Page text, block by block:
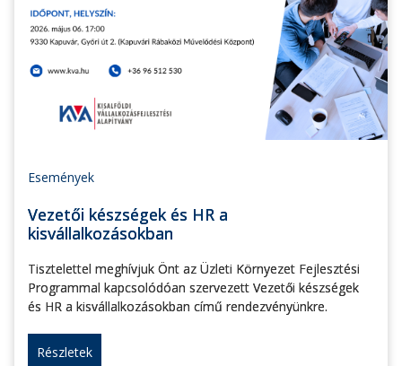
Események
Vezetői készségek és HR a
kisvállalkozásokban
Tisztelettel meghívjuk Önt az Üzleti Környezet Fejlesztési
Programmal kapcsolódóan szervezett Vezetői készségek
és HR a kisvállalkozásokban című rendezvényünkre.
Részletek